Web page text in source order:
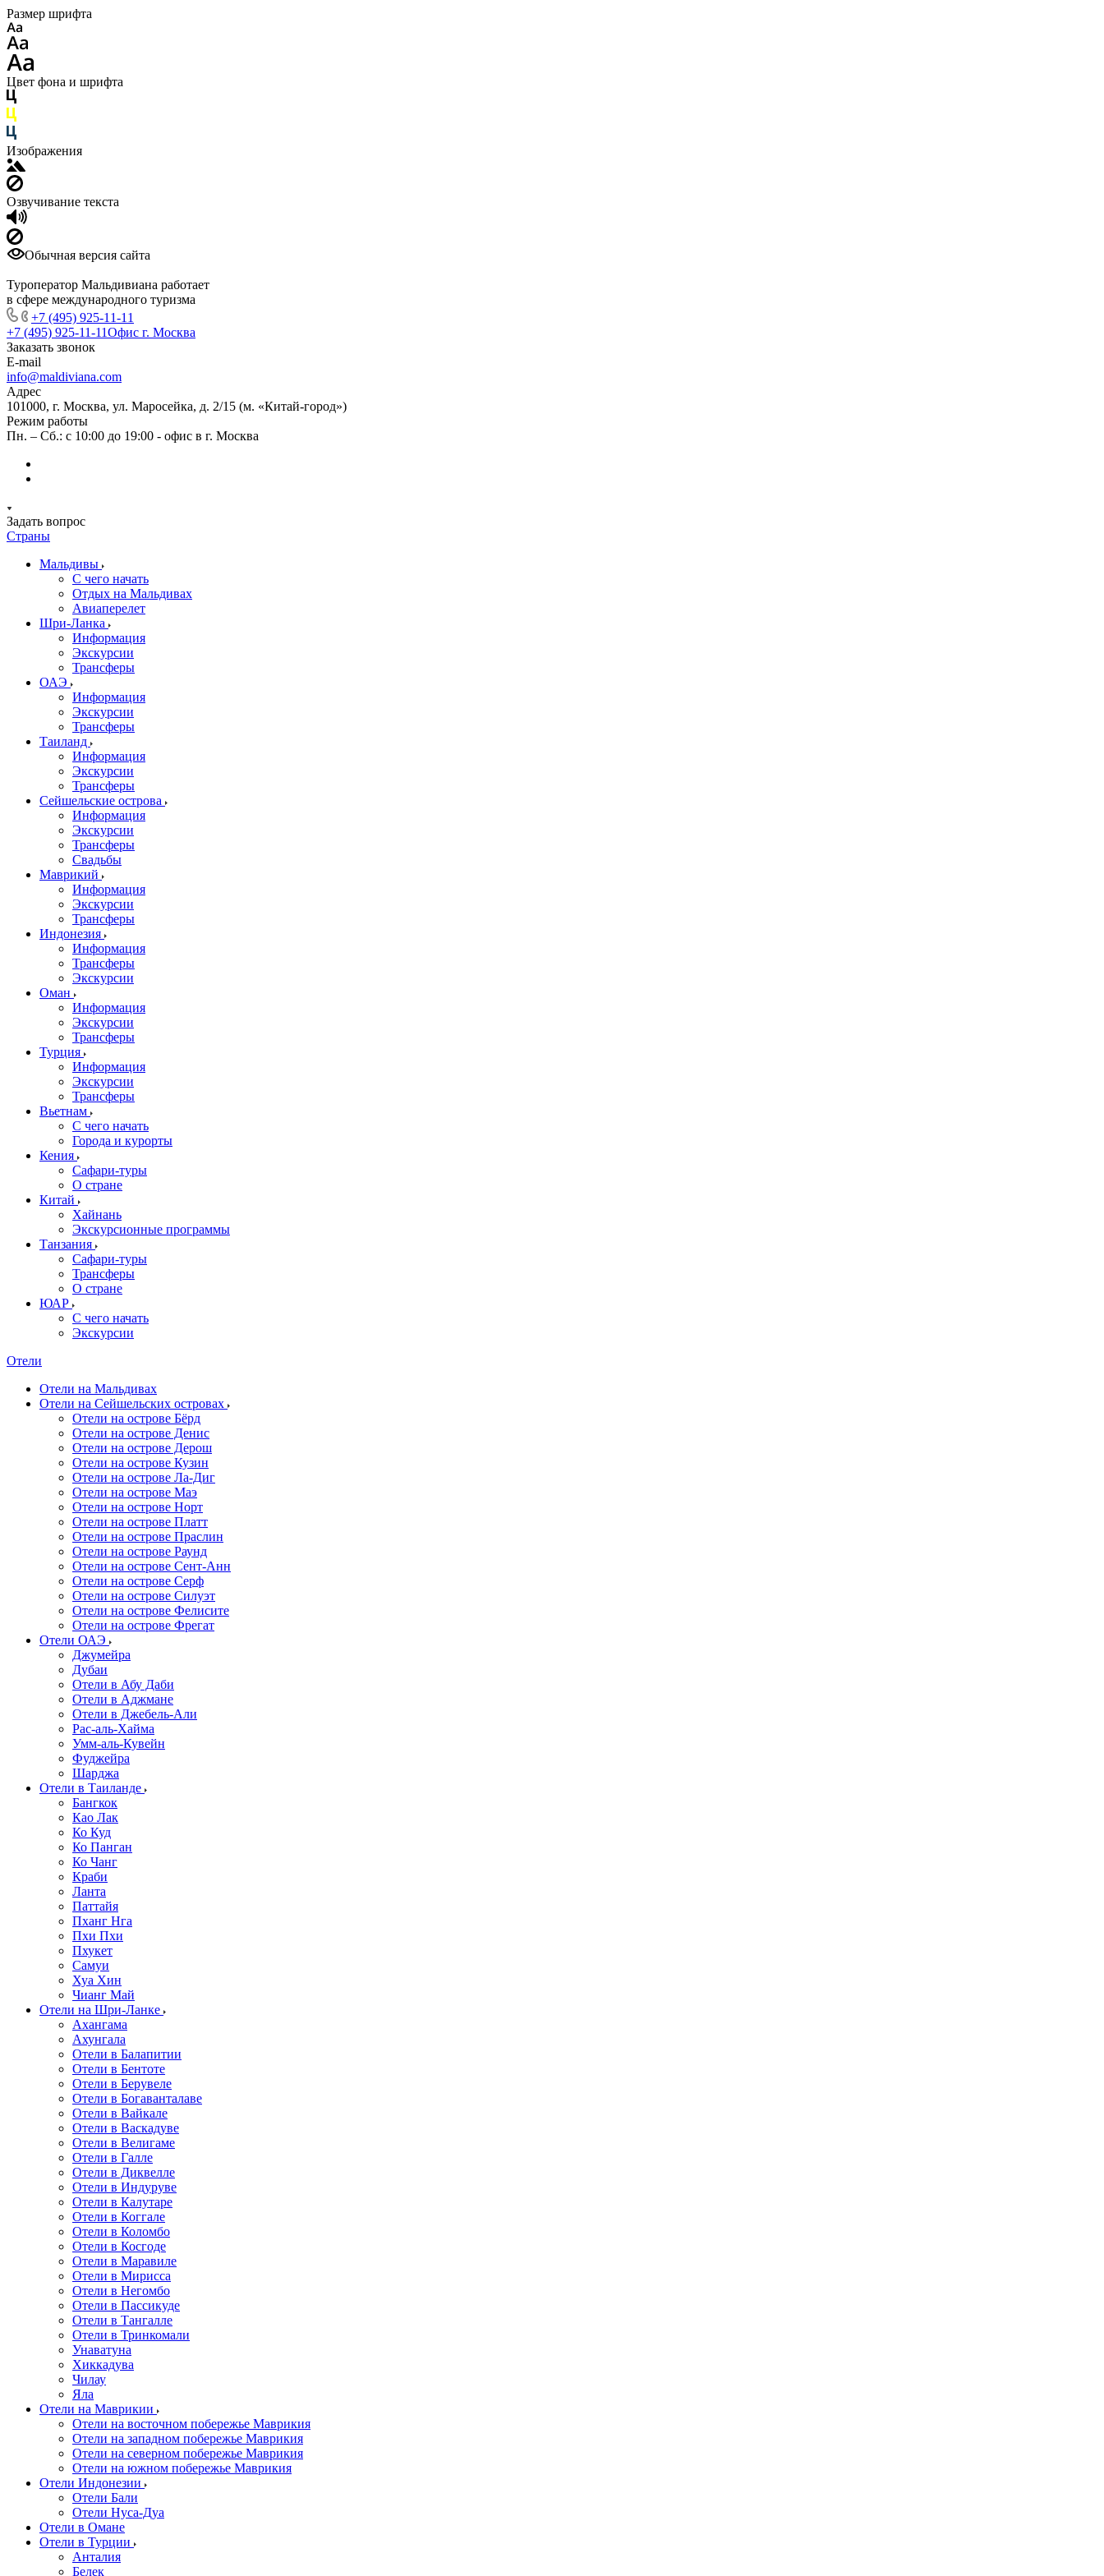
Размер шрифта
Цвет фона и шрифта
Изображения
Озвучивание текста
Обычная версия сайта
Туроператор Мальдивиана работает
в сфере международного туризма
+7 (495) 925-11-11
+7 (495) 925-11-11Офис г. Москва
Заказать звонок
E-mail
info@maldiviana.com
Адрес
101000, г. Москва, ул. Маросейка, д. 2/15 (м. «Китай-город»)
Режим работы
Пн. – Сб.: с 10:00 до 19:00 - офис в г. Москва
Задать вопрос
Страны
Мальдивы
С чего начать
Отдых на Мальдивах
Авиаперелет
Шри-Ланка
Информация
Экскурсии
Трансферы
ОАЭ
Информация
Экскурсии
Трансферы
Таиланд
Информация
Экскурсии
Трансферы
Сейшельские острова
Информация
Экскурсии
Трансферы
Свадьбы
Маврикий
Информация
Экскурсии
Трансферы
Индонезия
Информация
Трансферы
Экскурсии
Оман
Информация
Экскурсии
Трансферы
Турция
Информация
Экскурсии
Трансферы
Вьетнам
С чего начать
Города и курорты
Кения
Сафари-туры
О стране
Китай
Хайнань
Экскурсионные программы
Танзания
Сафари-туры
Трансферы
О стране
ЮАР
С чего начать
Экскурсии
Отели
Отели на Мальдивах
Отели на Сейшельских островах
Отели на острове Бёрд
Отели на острове Денис
Отели на острове Дерош
Отели на острове Кузин
Отели на острове Ла-Диг
Отели на острове Маэ
Отели на острове Норт
Отели на острове Платт
Отели на острове Праслин
Отели на острове Раунд
Отели на острове Сент-Анн
Отели на острове Серф
Отели на острове Силуэт
Отели на острове Фелисите
Отели на острове Фрегат
Отели ОАЭ
Джумейра
Дубаи
Отели в Абу Даби
Отели в Аджмане
Отели в Джебель-Али
Рас-аль-Хайма
Умм-аль-Кувейн
Фуджейра
Шарджа
Отели в Таиланде
Бангкок
Као Лак
Ко Куд
Ко Панган
Ко Чанг
Краби
Ланта
Паттайя
Пханг Нга
Пхи Пхи
Пхукет
Самуи
Хуа Хин
Чианг Май
Отели на Шри-Ланке
Ахангама
Ахунгала
Отели в Балапитии
Отели в Бентоте
Отели в Берувеле
Отели в Богаванталаве
Отели в Вайкале
Отели в Васкадуве
Отели в Велигаме
Отели в Галле
Отели в Диквелле
Отели в Индуруве
Отели в Калутаре
Отели в Коггале
Отели в Коломбо
Отели в Косгоде
Отели в Маравиле
Отели в Мирисса
Отели в Негомбо
Отели в Пассикуде
Отели в Тангалле
Отели в Тринкомали
Унаватуна
Хиккадува
Чилау
Яла
Отели на Маврикии
Отели на восточном побережье Маврикия
Отели на западном побережье Маврикия
Отели на северном побережье Маврикия
Отели на южном побережье Маврикия
Отели Индонезии
Отели Бали
Отели Нуса-Дуа
Отели в Омане
Отели в Турции
Анталия
Белек